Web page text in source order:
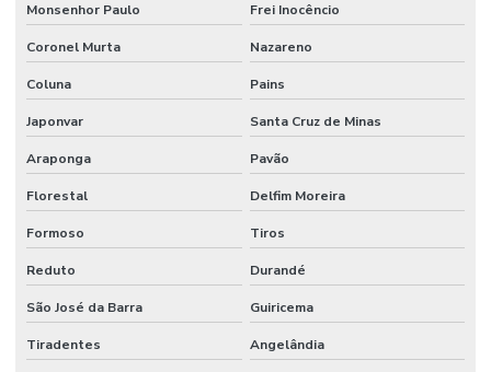
Monsenhor Paulo Frei Inocêncio
Coronel Murta Nazareno
Coluna Pains
Japonvar Santa Cruz de Minas
Araponga Pavão
Florestal Delfim Moreira
Formoso Tiros
Reduto Durandé
São José da Barra Guiricema
Tiradentes Angelândia